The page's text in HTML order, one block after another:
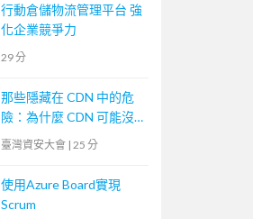
行動倉儲物流管理平台 強
化企業競爭力
29 分
那些隱藏在 CDN 中的危
險：為什麼 CDN 可能沒
有你想的那麼安全
臺灣資安大會 | 25 分
使用Azure Board實現
Scrum